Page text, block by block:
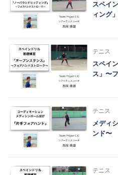
スペイ
ィング
テニス
スペイ
ス」〜
テニス
メディ
ンド〜
テニス